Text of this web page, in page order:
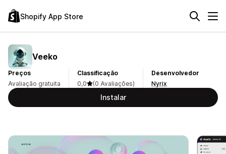
Shopify App Store
Veeko
Preços
Avaliação gratuita
Classificação
0,0
(0 Avaliações)
Desenvolvedor
Nyrix
Instalar